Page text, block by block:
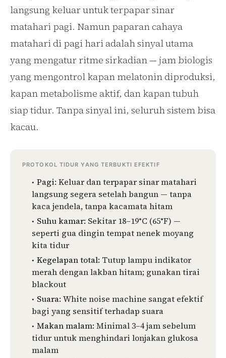
langsung keluar untuk terpapar sinar
matahari pagi. Namun paparan cahaya
matahari di pagi hari adalah sinyal utama
yang mengatur ritme sirkadian — jam biologis
yang mengontrol kapan melatonin diproduksi,
kapan metabolisme aktif, dan kapan tubuh
siap tidur. Tanpa sinyal ini, seluruh sistem bisa
kacau.
PROTOKOL TIDUR YANG TERBUKTI EFEKTIF
Pagi: Keluar dan terpapar sinar matahari
langsung segera setelah bangun — tanpa
kaca jendela, tanpa kacamata hitam
Suhu kamar: Sekitar 18–19°C (65°F) —
seperti gua dingin tempat nenek moyang
kita tidur
Kegelapan total: Tutup lampu indikator
merah dengan lakban hitam; gunakan tirai
blackout
Suara: White noise machine sangat efektif
bagi yang sensitif terhadap suara
Makan malam: Minimal 3–4 jam sebelum
tidur untuk menghindari lonjakan glukosa
malam